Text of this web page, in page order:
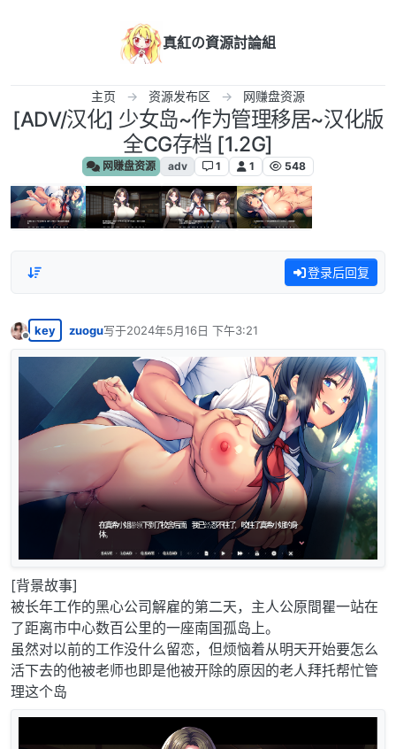
真紅の資源討論組
主页 资源发布区 网赚盘资源
[ADV/汉化] 少女岛~作为管理移居~汉化版
全CG存档 [1.2G]
网赚盘资源 adv 1 1 548
登录后回复
离线
key zuogu写于2024年5月16日 下午3:21
最后由 编辑
[背景故事]
被长年工作的黑心公司解雇的第二天，主人公原間瞿一站在
了距离市中心数百公里的一座南国孤岛上。
虽然对以前的工作没什么留恋，但烦恼着从明天开始要怎么
活下去的他被老师也即是他被开除的原因的老人拜托帮忙管
理这个岛